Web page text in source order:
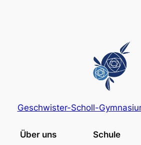
Geschwister-Scholl-
Über uns Schule